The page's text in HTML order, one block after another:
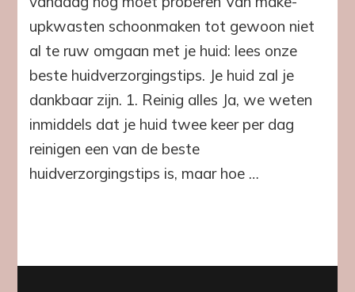
upkwasten schoonmaken tot gewoon niet
al te ruw omgaan met je huid: lees onze
beste huidverzorgingstips. Je huid zal je
dankbaar zijn. 1. Reinig alles Ja, we weten
inmiddels dat je huid twee keer per dag
reinigen een van de beste
huidverzorgingstips is, maar hoe …